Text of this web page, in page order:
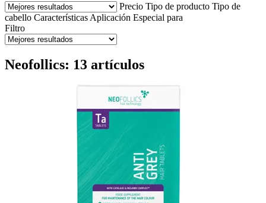
Precio Tipo de producto Tipo de
cabello Características Aplicación Especial para
Filtro
Neofollics: 13 artículos